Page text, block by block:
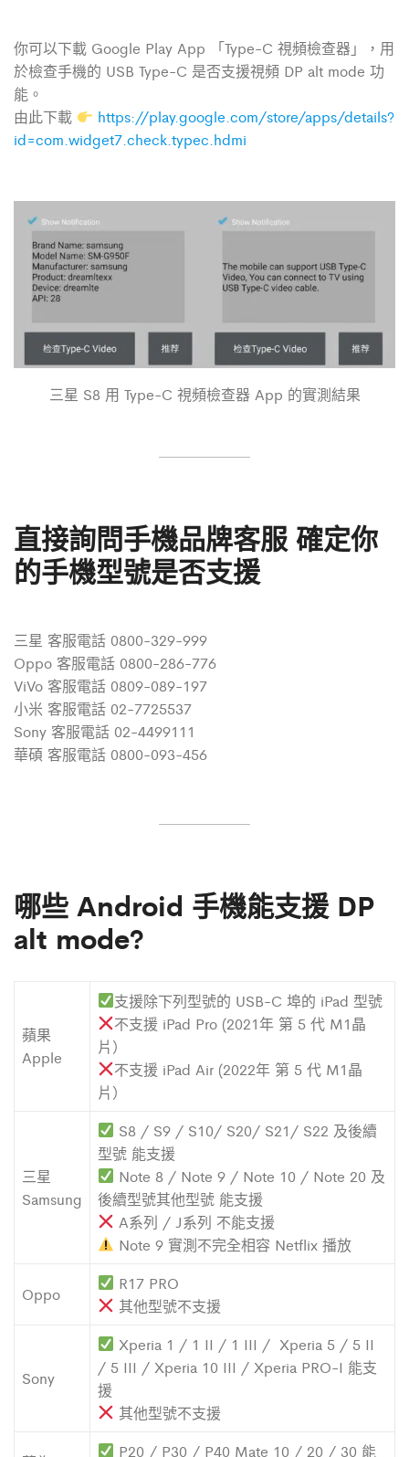
你可以下載 Google Play App 「Type-C 視頻檢查器」，用
於檢查手機的 USB Type-C 是否支援視頻 DP alt mode 功
能。
由此下載
https://play.google.com/store/apps/details?
id=com.widget7.check.typec.hdmi
三星 S8 用 Type-C 視頻檢查器 App 的實測結果
直接詢問手機品牌客服 確定你
的手機型號是否支援
三星 客服電話 0800-329-999
Oppo 客服電話 0800-286-776
ViVo 客服電話 0809-089-197
小米 客服電話 02-7725537
Sony 客服電話 02-4499111
華碩 客服電話 0800-093-456
哪些 Android 手機能支援 DP
alt mode?
蘋果
Apple
支援除下列型號的 USB-C 埠的 iPad 型號
不支援 iPad Pro (2021年 第 5 代 M1晶
片）
不支援 iPad Air (2022年 第 5 代 M1晶
片）
三星
Samsung
S8 / S9 / S10/ S20/ S21/ S22 及後續
型號 能支援
Note 8 / Note 9 / Note 10 / Note 20 及
後續型號其他型號 能支援
A系列 / J系列 不能支援
Note 9 實測不完全相容 Netflix 播放
Oppo
R17 PRO
其他型號不支援
Sony
Xperia 1 / 1 II / 1 III / Xperia 5 / 5 II
/ 5 III / Xperia 10 III / Xperia PRO-I 能支
援
其他型號不支援
P20 / P30 / P40 Mate 10 / 20 / 30 能